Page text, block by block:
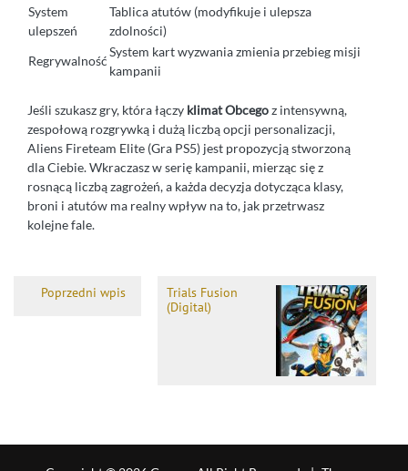
System
ulepszeń
Tablica atutów (modyfikuje i ulepsza
zdolności)
Regrywalność
System kart wyzwania zmienia przebieg misji
kampanii
Jeśli szukasz gry, która łączy klimat Obcegoz intensywną,
zespołową rozgrywką i dużą liczbą opcji personalizacji,
Aliens Fireteam Elite (Gra PS5) jest propozycją stworzoną
dla Ciebie. Wkraczasz w serię kampanii, mierząc się z
rosnącą liczbą zagrożeń, a każda decyzja dotycząca klasy,
broni i atutów ma realny wpływ na to, jak przetrwasz
kolejne fale.
Poprzedni wpis
Trials Fusion
(Digital)